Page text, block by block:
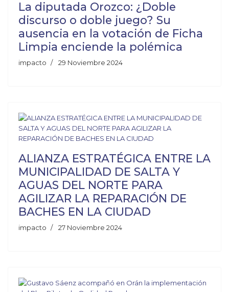
La diputada Orozco: ¿Doble
discurso o doble juego? Su
ausencia en la votación de Ficha
Limpia enciende la polémica
impacto 29 Noviembre 2024
ALIANZA ESTRATÉGICA ENTRE LA
MUNICIPALIDAD DE SALTA Y
AGUAS DEL NORTE PARA
AGILIZAR LA REPARACIÓN DE
BACHES EN LA CIUDAD
impacto 27 Noviembre 2024